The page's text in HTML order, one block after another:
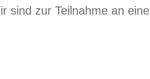
zur Teilnahme an